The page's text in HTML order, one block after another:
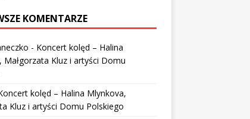
KOMENTARZE
- Koncert kolęd – Halina
Małgorzata Kluz i artyści Domu
kolęd – Halina Mlynkova,
Kluz i artyści Domu Polskiego